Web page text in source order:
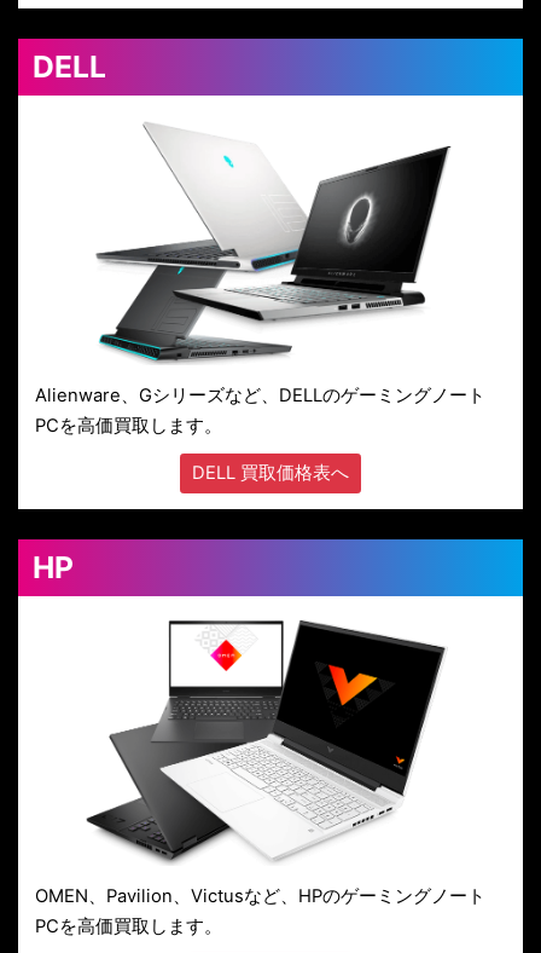
DELL
Alienware、Gシリーズなど、DELLのゲーミングノート
PCを高価買取します。
DELL 買取価格表へ
HP
OMEN、Pavilion、Victusなど、HPのゲーミングノート
PCを高価買取します。